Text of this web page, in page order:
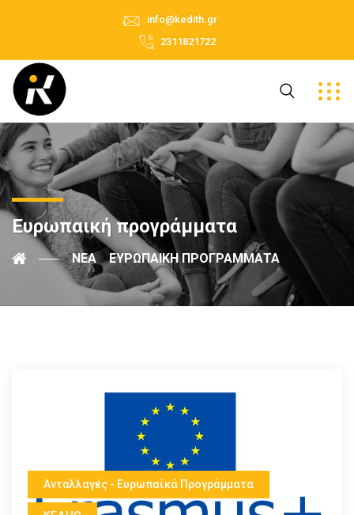
info@kedith.gr
2311821722
Ευρωπαική προγράμματα
ΝΈΑ ΕΥΡΩΠΑΙΚΉ ΠΡΟΓΡΆΜΜΑΤΑ
Ανταλλαγές - Ευρωπαϊκά Προγράμματα